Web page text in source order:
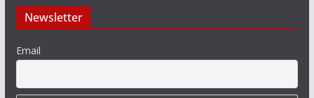
Newsletter
Email